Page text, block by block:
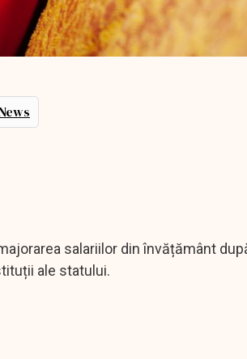
salariilor din învățământ
ale statului.